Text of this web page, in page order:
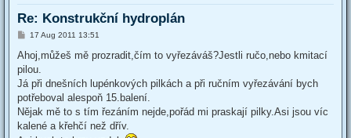
Re: Konstrukční hydroplán
P
s
17 Aug 2011 13:51
Ahoj,můžeš mě prozradit,čím to vyřezáváš?Jestli ručo,nebo kmitací
pilou.
Já při dnešních lupénkových pilkách a při ručním vyřezávání bych
potřeboval alespoň 15.balení.
Nějak mě to s tím řezáním nejde,pořád mi praskají pilky.Asi jsou víc
kalené a křehčí než dřív.